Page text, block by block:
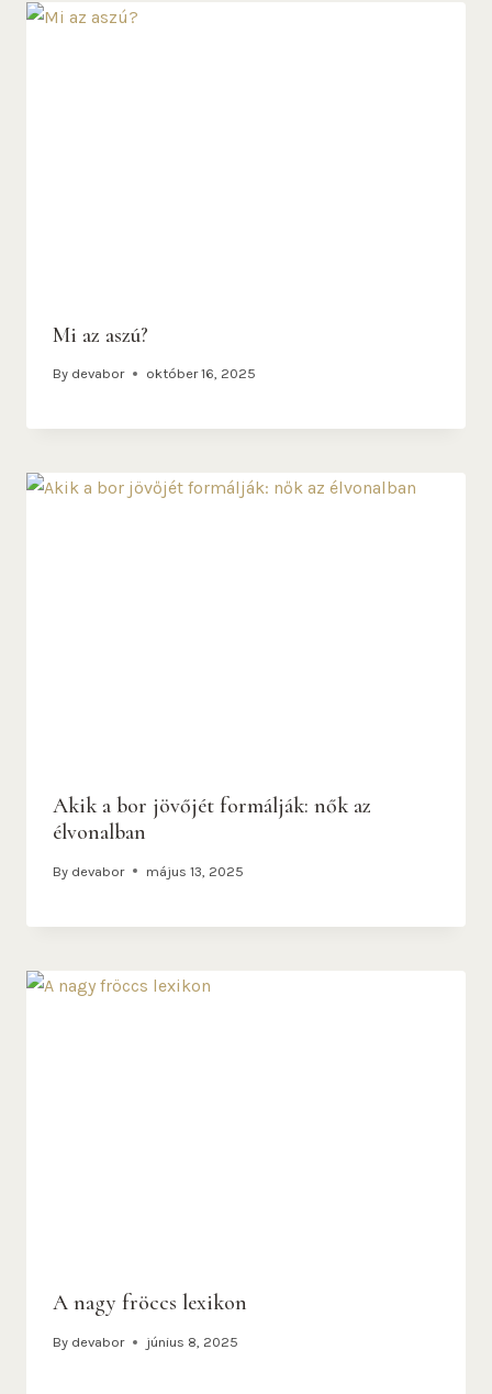
Mi az aszú?
By devabor október 16, 2025
Akik a bor jövőjét formálják: nők az
élvonalban
By devabor május 13, 2025
A nagy fröccs lexikon
By devabor június 8, 2025